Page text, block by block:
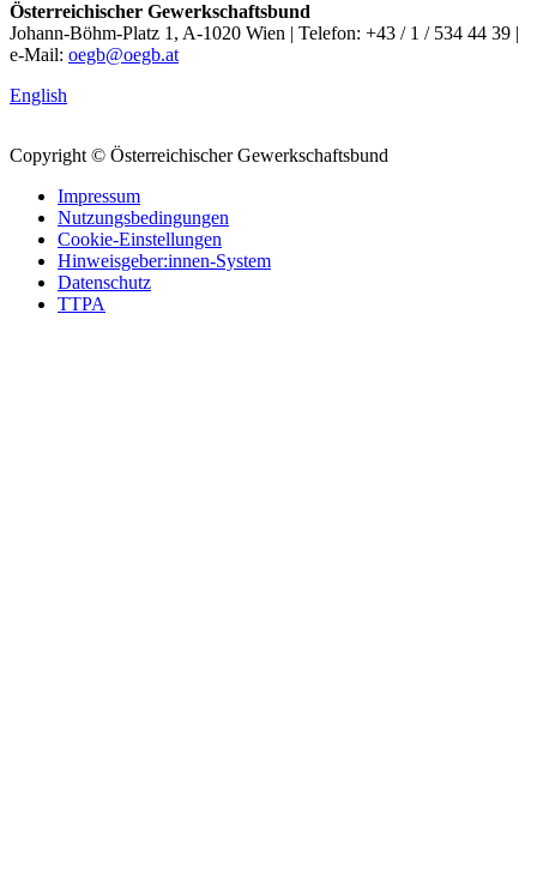
Österreichischer Gewerkschaftsbund
Johann-Böhm-Platz 1, A-1020 Wien | Telefon: +43 / 1 / 534 44 39 |
e-Mail: oegb@oegb.at
English
Copyright © Österreichischer Gewerkschaftsbund
Impressum
Nutzungsbedingungen
Cookie-Einstellungen
Hinweisgeber:innen-System
Datenschutz
TTPA